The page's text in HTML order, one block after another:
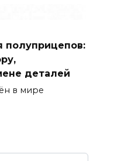
полуприцепов:
деталей
в мире